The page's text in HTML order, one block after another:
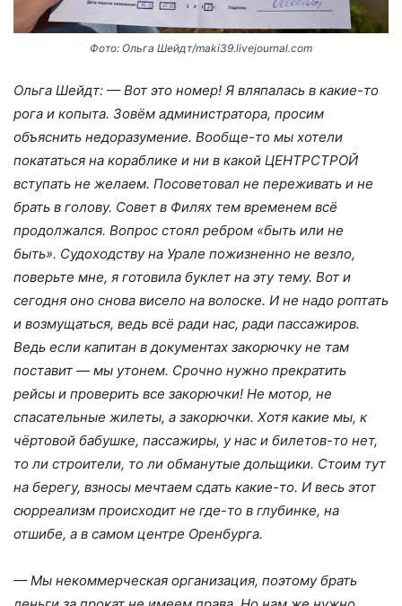
Фото: Ольга Шейдт/maki39.livejournal.com
Ольга Шейдт: — Вот это номер! Я вляпалась в какие-то
рога и копыта. Зовём администратора, просим
объяснить недоразумение. Вообще-то мы хотели
покататься на кораблике и ни в какой ЦЕНТРСТРОЙ
вступать не желаем. Посоветовал не переживать и не
брать в голову. Совет в Филях тем временем всё
продолжался. Вопрос стоял ребром «быть или не
быть». Судоходству на Урале пожизненно не везло,
поверьте мне, я готовила буклет на эту тему. Вот и
сегодня оно снова висело на волоске. И не надо роптать
и возмущаться, ведь всё ради нас, ради пассажиров.
Ведь если капитан в документах закорючку не там
поставит — мы утонем. Срочно нужно прекратить
рейсы и проверить все закорючки! Не мотор, не
спасательные жилеты, а закорючки. Хотя какие мы, к
чёртовой бабушке, пассажиры, у нас и билетов-то нет,
то ли строители, то ли обманутые дольщики. Стоим тут
на берегу, взносы мечтаем сдать какие-то. И весь этот
сюрреализм происходит не где-то в глубинке, на
отшибе, а в самом центре Оренбурга.
— Мы некоммерческая организация, поэтому брать